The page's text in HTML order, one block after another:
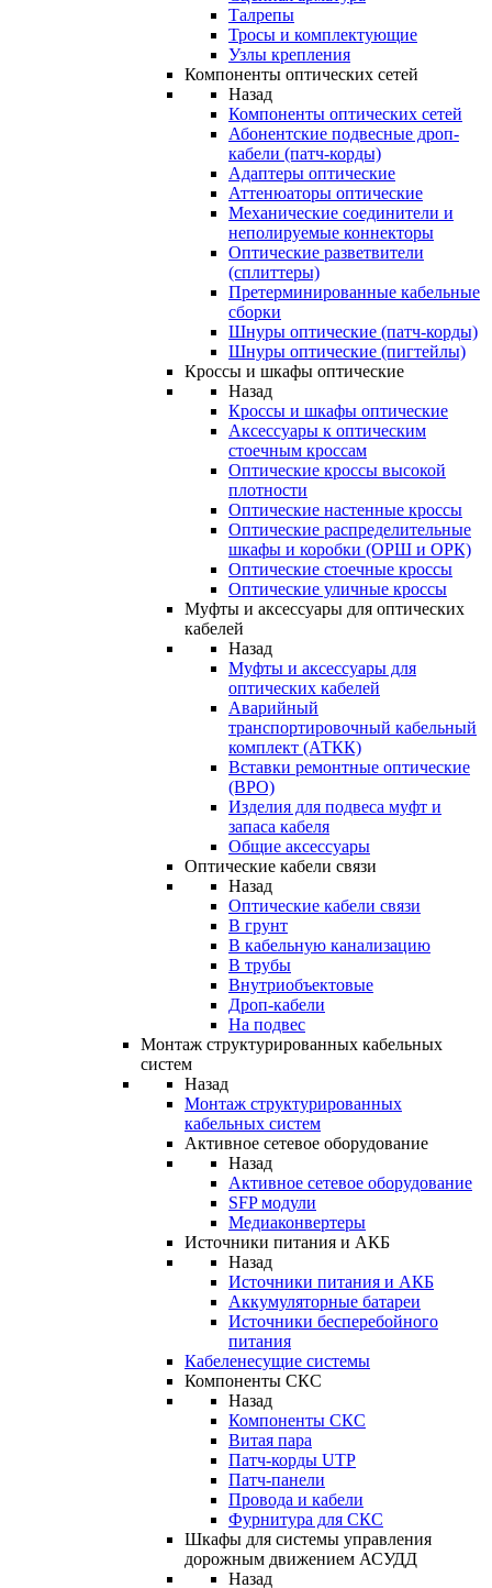
Талрепы
Тросы и комплектующие
Узлы крепления
Компоненты оптических сетей
Назад
Компоненты оптических сетей
Абонентские подвесные дроп-
кабели (патч-корды)
Адаптеры оптические
Аттенюаторы оптические
Механические соединители и
неполируемые коннекторы
Оптические разветвители
(сплиттеры)
Претерминированные кабельные
сборки
Шнуры оптические (патч-корды)
Шнуры оптические (пигтейлы)
Кроссы и шкафы оптические
Назад
Кроссы и шкафы оптические
Аксессуары к оптическим
стоечным кроссам
Оптические кроссы высокой
плотности
Оптические настенные кроссы
Оптические распределительные
шкафы и коробки (ОРШ и ОРК)
Оптические стоечные кроссы
Оптические уличные кроссы
Муфты и аксессуары для оптических
кабелей
Назад
Муфты и аксессуары для
оптических кабелей
Аварийный
транспортировочный кабельный
комплект (АТКК)
Вставки ремонтные оптические
(ВРО)
Изделия для подвеса муфт и
запаса кабеля
Общие аксессуары
Оптические кабели связи
Назад
Оптические кабели связи
В грунт
В кабельную канализацию
В трубы
Внутриобъектовые
Дроп-кабели
На подвес
Монтаж структурированных кабельных
систем
Назад
Монтаж структурированных
кабельных систем
Активное сетевое оборудование
Назад
Активное сетевое оборудование
SFP модули
Медиаконвертеры
Источники питания и АКБ
Назад
Источники питания и АКБ
Аккумуляторные батареи
Источники бесперебойного
питания
Кабеленесущие системы
Компоненты СКС
Назад
Компоненты СКС
Витая пара
Патч-корды UTP
Патч-панели
Провода и кабели
Фурнитура для СКС
Шкафы для системы управления
дорожным движением АСУДД
Назад